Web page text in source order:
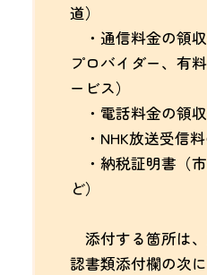
道）
・通信料金の領収
プロバイダー、有
ービス）
・電話料金の領収
・NHK放送受信
・納税証明書（
ど）
添付する箇所は
認書類添付欄の次